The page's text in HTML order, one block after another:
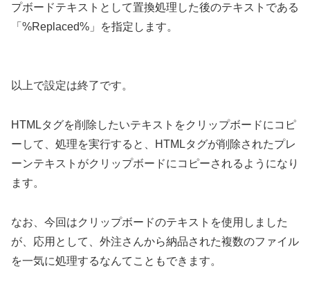
プボードテキストとして置換処理した後のテキストである
「%Replaced%」を指定します。
以上で設定は終了です。
HTMLタグを削除したいテキストをクリップボードにコピ
ーして、処理を実行すると、HTMLタグが削除されたプレ
ーンテキストがクリップボードにコピーされるようになり
ます。
なお、今回はクリップボードのテキストを使用しました
が、応用として、外注さんから納品された複数のファイル
を一気に処理するなんてこともできます。